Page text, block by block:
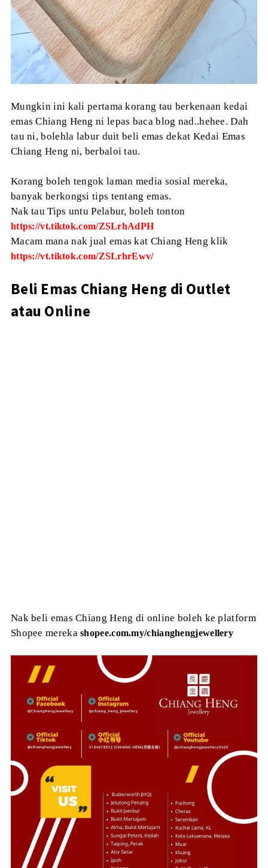
Mungkin ini kali pertama korang tau berkenaan kedai
emas Chiang Heng ni lepas baca blog nad..hehee. Dah
tau ni, bolehla labur duit beli emas dekat Kedai Emas
Chiang Heng ni, berbaloi tau.
Korang boleh tengok laman media sosial mereka,
banyak berkongsi tips tentang emas.
Nak tau Tips untu Pelabur, boleh tonton
https://vt.tiktok.com/ZSLrhAdPH
Macam mana nak jual emas kat Chiang Heng klik
https://vt.tiktok.com/ZSLrhrEwv/
Beli Emas Chiang Heng di Outlet
atau Online
Nak beli emas Chiang Heng di online boleh ke platform
Shopee merekashopee.com.my/chianghengjewellery